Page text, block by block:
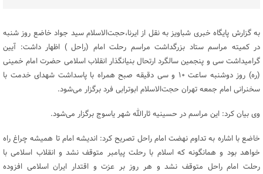
به گزارش پایگاه خبری شباویز به نقل از ایرنا،حجت‌الاسلام سید جواد خاضع روز شنبه
در کمیته مراسم ستاد بزرگداشت مراسم رحلت امام (راحل ) اظهار داشت: آیین
گرامیداشت سی و پنجمین سالگرد ارتحال بنیانگذار انقلاب اسلامی حضرت امام خمینی
(ره) روز دوشنبه ساعت ۱۰ و سی دقیقه صبح همراه با پاسداشت شهدای خدمت با
سخنرانی امام جمعه تهران حجت‌الاسلام ابوترابی فرد برگزار می‌شود.
وی بیان کرد: این مراسم در حسینیه ثارالله شهر یاسوج برگزار می‌شود.
خاضع با اشاره به تداوم نهضت امام راحل تصریح کرد: اندیشه امام تا همیشه چراغ راه
خواهد بود و همانگونه که اسلام با رحلت پیامبر متوقف نشد و انقلاب اسلامی با
رحلت امام راحل متوقف نشد و هر روز بر عزت و اقتدار ایران اسلامی افزوده